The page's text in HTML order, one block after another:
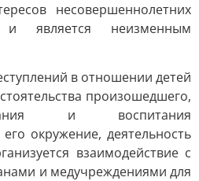
несовершеннолетних
и является неизменным
в отношении детей
произошедшего,
и воспитания
окружение, деятельность
взаимодействие с
и медучреждениями для